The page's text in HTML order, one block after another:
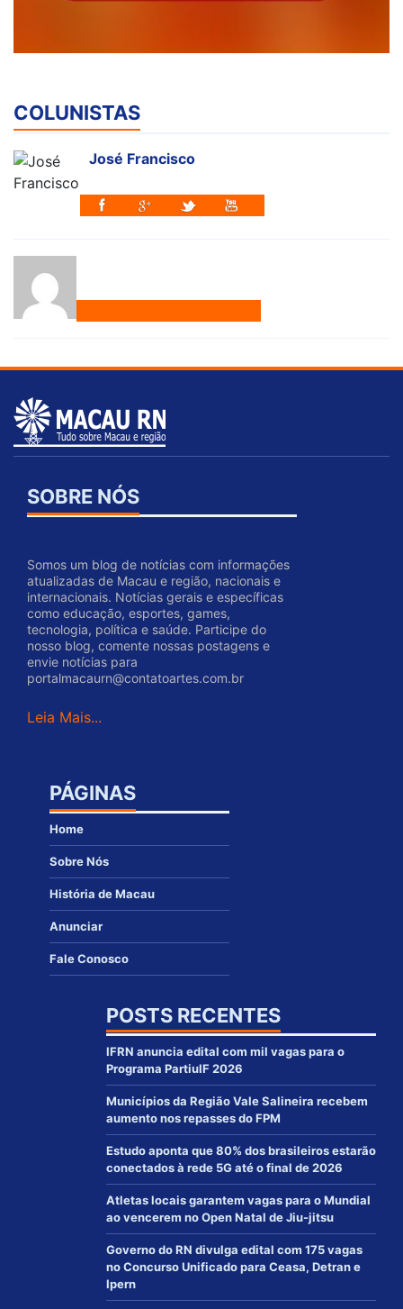
COLUNISTAS
José Francisco
SOBRE NÓS
Somos um blog de notícias com informações
atualizadas de Macau e região, nacionais e
internacionais. Notícias gerais e específicas
como educação, esportes, games,
tecnologia, política e saúde. Participe do
nosso blog, comente nossas postagens e
envie notícias para
portalmacaurn@contatoartes.com.br
Leia Mais...
PÁGINAS
Home
Sobre Nós
História de Macau
Anunciar
Fale Conosco
POSTS RECENTES
IFRN anuncia edital com mil vagas para o
Programa PartiuIF 2026
Municípios da Região Vale Salineira recebem
aumento nos repasses do FPM
Estudo aponta que 80% dos brasileiros estarão
conectados à rede 5G até o final de 2026
Atletas locais garantem vagas para o Mundial
ao vencerem no Open Natal de Jiu-jitsu
Governo do RN divulga edital com 175 vagas
no Concurso Unificado para Ceasa, Detran e
Ipern